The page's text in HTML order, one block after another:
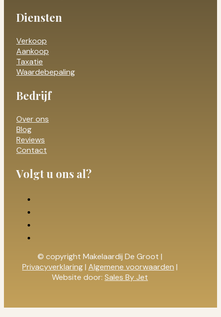
Diensten
Verkoop
Aankoop
Taxatie
Waardebepaling
Bedrijf
Over ons
Blog
Reviews
Contact
Volgt u ons al?
© copyright Makelaardij De Groot |
Privacyverklaring| Algemene voorwaarden |
Website door: Sales By Jet